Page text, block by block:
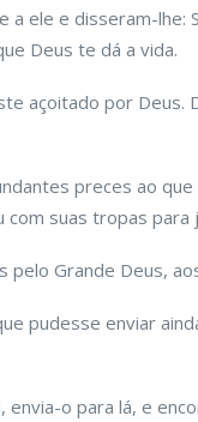
a ele e disseram-lhe:
Deus te dá a vida.
açoitado por Deus.
preces ao que
suas tropas para
Grande Deus,
pudesse enviar
envia-o para lá, e